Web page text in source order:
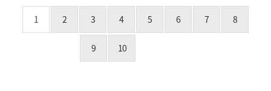
1 2 3 4 5 6 7 8
9 10